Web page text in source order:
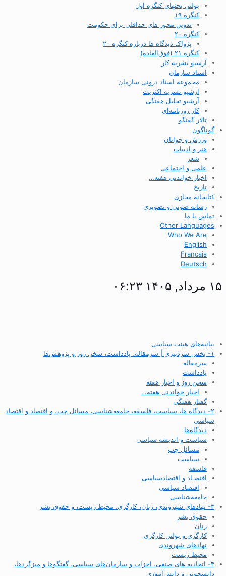
بولتن بحثهای کنگره اول
کنگره ۱۹
تدوین محور های حداقلی برای حکومت
کنگره ۲۰
پژواک دیدگاه ها درباره کنگره ۲۰
کنگره ۲۱ (فوق‌العاده)
آرشیو نشریه کار
اسناد سازمان
مجموعه اسناد درونی سازمان
آرشیو نشریه اکثریت
آرشیو تحلیل هفتگی
کار روزنامه‌ای
تالار گفتگو
گوناگون
ورزش و جوانان
هنر و ادبیات
شعر
علمی و اجتماعی
اخبار خواندنی هفته…
تاریخ
کتابخانه مجازی
رسانه صوتی و تصویری
تماس با ما
Other Languages
Who We Are
English
Francais
Deutsch
۱۵ مرداد, ۱۴۰۵ ۰۶:۲۳
بیانیه‌های هیئت سیاسی
۱- بخش سردبیری | سرمقاله، یادداشت، سخن روز و پژوهش‌ها
سرمقاله
یادداشت
سخن روز و اخبار هفته
اخبار خواندنی هفته…
گفتار هفتگی
۲- دیدگاه ها، سیاست، فلسفه، جامعه‌شناسی، مسائل چپ، و اقتصاد و اقتصاد
سیاسی
دیدگاه‌ها
سیاست و اندیشه سیاسی
مسائل چپ
سیاست
فلسفه
اقتصـاد و اقتصاد‌سیاسی
اقتصاد سیاسی
جامعه‌شناسی
۳- نهادهای شهروندی، زنان، کارگری، محیط زیست، و حقوق بشر
حقوق بشر
زنان
کارگری و بولتن کارگری
نهادهای شهروندی
محیط زیست
۴- اتحادیه های صنفی، احزاب و سازمان‌های سیاسی، گفتگوها و میزگردها،
دانشجویی و دانش‌آموزی